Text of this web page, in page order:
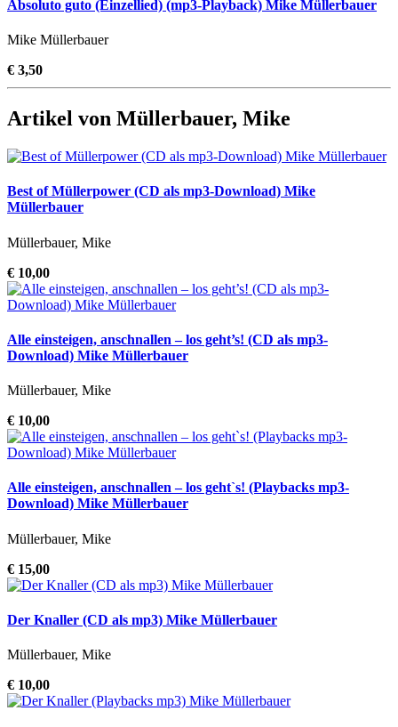
Absoluto guto (Einzellied) (mp3-Playback) Mike Müllerbauer
Mike Müllerbauer
€ 3,50
Artikel von Müllerbauer, Mike
Best of Müllerpower (CD als mp3-Download) Mike
Müllerbauer
Müllerbauer, Mike
€ 10,00
Alle einsteigen, anschnallen – los geht’s! (CD als mp3-
Download) Mike Müllerbauer
Müllerbauer, Mike
€ 10,00
Alle einsteigen, anschnallen – los geht`s! (Playbacks mp3-
Download) Mike Müllerbauer
Müllerbauer, Mike
€ 15,00
Der Knaller (CD als mp3) Mike Müllerbauer
Müllerbauer, Mike
€ 10,00